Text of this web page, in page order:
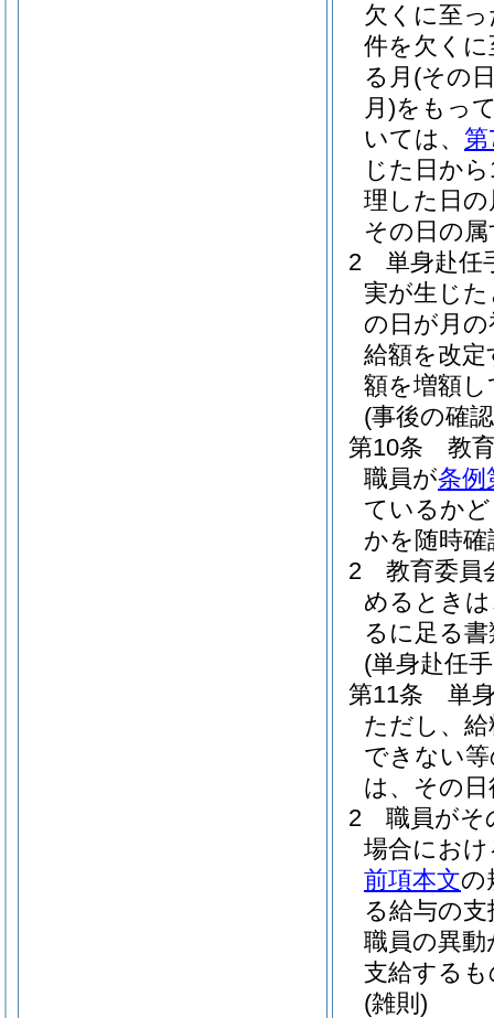
欠くに至
件を欠く
る月 (その
月)をもっ
いては、 第
じた日か
理した日
その日の
2
単身赴任
実が生じ
の日が月
給額を改定
額を増額
(事後の確
第10条
教
職員が条例
ているか
かを随時
2
教育委員
めるとき
るに足る
(単身赴任
第11条
単
ただし、
できない
は、その
2
職員がそ
場合にお
前項本文の
る給与の
職員の異
支給する
(雑則)